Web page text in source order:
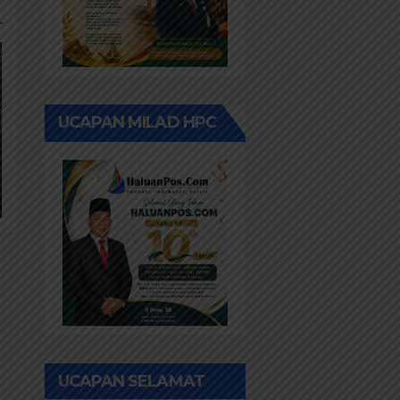
UCAPAN MILAD HPC
UCAPAN SELAMAT